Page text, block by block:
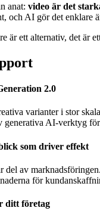
anat: video är det
och AI gör det enklare
är ett alternativ, det är
2.0
varianter i stor
generativa AI-verktyg
som driver effekt
av
för
ditt företag